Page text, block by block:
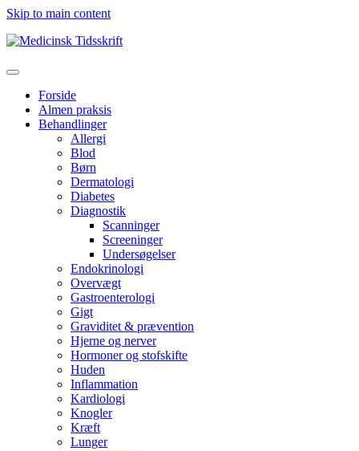
Skip to main content
Forside
Almen praksis
Behandlinger
Allergi
Blod
Børn
Dermatologi
Diabetes
Diagnostik
Scanninger
Screeninger
Undersøgelser
Endokrinologi
Overvægt
Gastroenterologi
Gigt
Graviditet & prævention
Hjerne og nerver
Hormoner og stofskifte
Huden
Inflammation
Kardiologi
Knogler
Kræft
Lunger